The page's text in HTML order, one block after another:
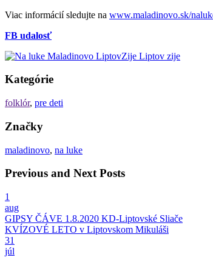
Viac informácií sledujte na www.maladinovo.sk/
FB udalosť
Kategórie
folklór, pre deti
Značky
maladinovo, na luke
Previous and Next Posts
1
aug
GIPSY ČÁVE 1.8.2020 KD-Liptovské Sliače
KVÍZOVÉ LETO v Liptovskom Mikuláši
31
júl